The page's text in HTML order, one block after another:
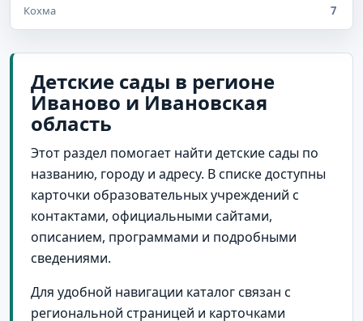
Кохма
7
Гаврилов Посад
Комсомольск
Пучеж
Иваново и Ивановская область
поселок городского типа Пестяки
поселок городского типа Савино
Наволоки
Детские сады в регионе
Иваново и Ивановская
область
Этот раздел помогает найти детские сады по
названию, городу и адресу. В списке доступны
карточки образовательных учреждений с
контактами, официальными сайтами,
описанием, программами и подробными
сведениями.
Для удобной навигации каталог связан с
региональной страницей и карточками